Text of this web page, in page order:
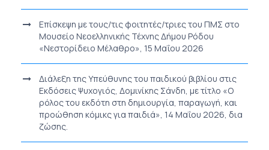
Επίσκεψη με τους/τις φοιτητές/τριες του ΠΜΣ στο
Μουσείο Νεοελληνικής Τέχνης Δήμου Ρόδου
«Νεστορίδειο Μέλαθρο», 15 Μαΐου 2026
Διάλεξη της Υπεύθυνης του παιδικού βιβλίου στις
Εκδόσεις Ψυχογιός, Δομινίκης Σάνδη, με τίτλο «Ο
ρόλος του εκδότη στη δημιουργία, παραγωγή, και
προώθηση κόμικς για παιδιά», 14 Μαΐου 2026, δια
ζώσης.